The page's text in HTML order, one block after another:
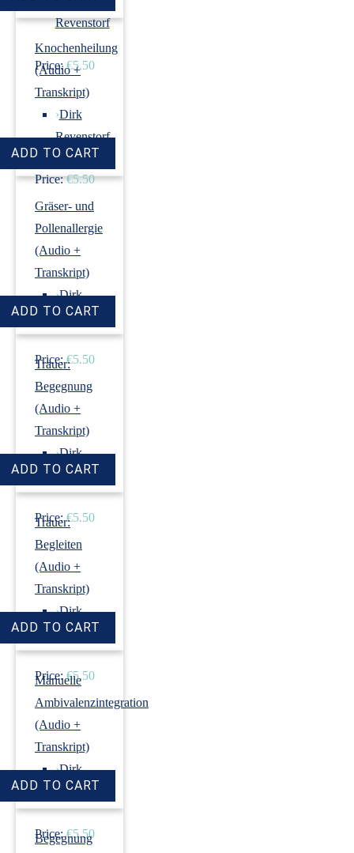
Revenstorf
Price: €5.50
Knochenheilung
(Audio +
Transkript)
›Dirk
Revenstorf
Price: €5.50
Gräser- und
Pollenallergie
(Audio +
Transkript)
›Dirk
Revenstorf
Price: €5.50
Trauer:
Begegnung
(Audio +
Transkript)
›Dirk
Revenstorf
Price: €5.50
Trauer:
Begleiten
(Audio +
Transkript)
›Dirk
Revenstorf
Price: €5.50
Manuelle
Ambivalenzintegration
(Audio +
Transkript)
›Dirk
Revenstorf
Price: €5.50
Begegnung